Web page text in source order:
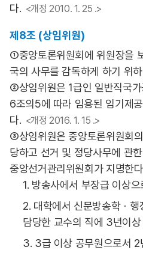
다. <개정 2010. 1. 25 .>
제8조 (상임위원)
①중앙토론위원회에 위원장을
국의 사무를 감독하게 하기 위
②상임위원은 1급인 일반직국가
6조의5에 따라 임용된 임기제
다. <개정 2016. 1. 15 .>
③상임위원은 중앙토론위원회
당하고 선거 및 정당사무에 관
중앙선거관리위원회가 지명한
1. 방송사에서 부장급 이상
2. 대학에서 신문방송학ㆍ
담당한 교수의 직에 3년이
3. 3급 이상 공무원으로서 2